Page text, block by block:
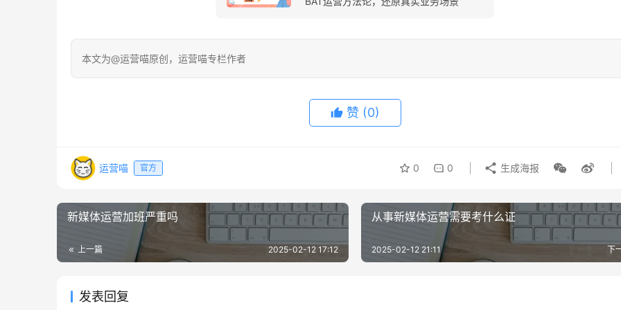
本文为@运营喵原创，运营喵专栏作者
赞 (0)
运营喵 官方 0 0 生成海报
新媒体运营加班严重吗
上一篇 2025-02-12 17:12
从事新媒体运营需要考什么证
下
2025-02-12 21:11
发表回复